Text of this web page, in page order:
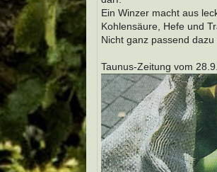
Ein Winzer macht aus
Kohlensäure, Hefe und
Nicht ganz passend
Taunus-Zeitung vom